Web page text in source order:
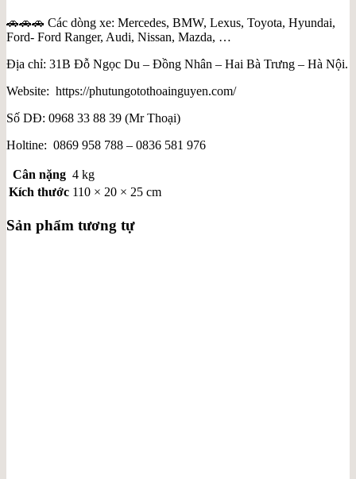
🚗🚗🚗 Các dòng xe: Mercedes, BMW, Lexus, Toyota, Hyundai,
Ford- Ford Ranger, Audi, Nissan, Mazda, …
Địa chỉ: 31B Đỗ Ngọc Du – Đồng Nhân – Hai Bà Trưng – Hà Nội.
Website: https://phutungotothoainguyen.com/
Số DĐ: 0968 33 88 39 (Mr Thoại)
Holtine: 0869 958 788 – 0836 581 976
Cân nặng 4 kg
Kích thước 110 × 20 × 25 cm
Sản phẩm tương tự